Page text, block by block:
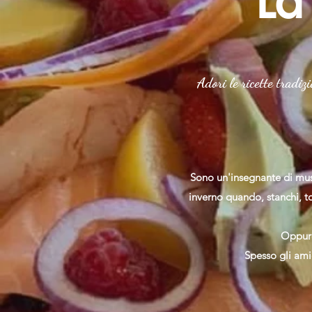
Adori le ricette
Sono un'insegnante di
inverno quando, stanchi,
Spesso gli